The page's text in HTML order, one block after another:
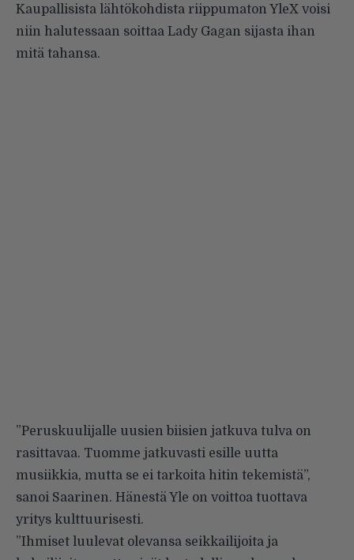
Kaupallisista lähtökohdista riippumaton YleX voisi
niin halutessaan soittaa Lady Gagan sijasta ihan
mitä tahansa.
”Peruskuulijalle uusien biisien jatkuva tulva on
rasittavaa. Tuomme jatkuvasti esille uutta
musiikkia, mutta se ei tarkoita hitin tekemistä”,
sanoi Saarinen. Hänestä Yle on voittoa tuottava
yritys kulttuurisesti.
”Ihmiset luulevat olevansa seikkailijoita ja